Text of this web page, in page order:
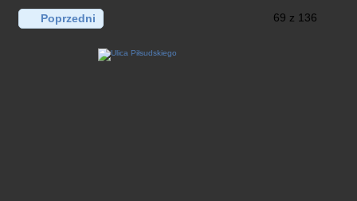
Poprzedni 69 z 136